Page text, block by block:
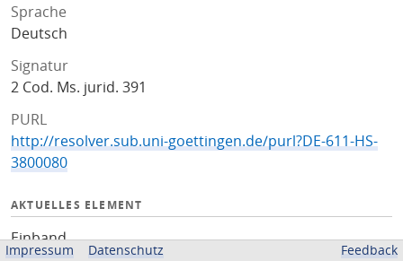
Sprache
Deutsch
Signatur
2 Cod. Ms. jurid. 391
PURL
http://resolver.sub.uni-goettingen.de/purl?DE-611-HS-
3800080
AKTUELLES ELEMENT
Einband
Impressum Datenschutz Feedback